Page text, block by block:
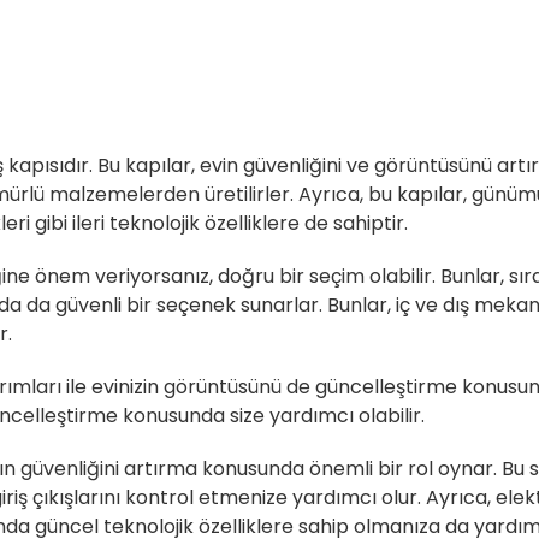
Bu kapılar, evin güvenliğini ve görüntüsünü
malzemelerden üretilirler. Ayrıca, bu kapılar,
gibi ileri teknolojik özelliklere de sahiptir.
önem veriyorsanız, doğru bir seçim olabilir. Bunlar,
da güvenli bir seçenek sunarlar. Bunlar, iç ve dış
ile evinizin görüntüsünü de güncelleştirme
konusunda size yardımcı olabilir.
artırma konusunda önemli bir rol oynar. Bu
çıkışlarını kontrol etmenize yardımcı olur. Ayrıca,
güncel teknolojik özelliklere sahip olmanıza da